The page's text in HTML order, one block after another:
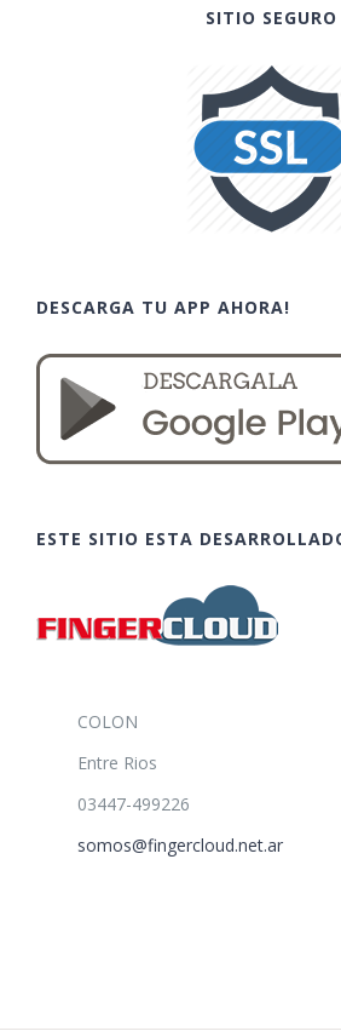
SITIO SEGURO
DESCARGA TU APP AHORA!
ESTE SITIO ESTA
COLON
Entre Rios
03447-499226
somos@fingercloud.net.ar